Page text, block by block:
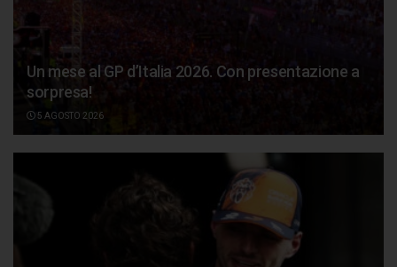
Un mese al GP d’Italia 2026. Con presentazione a
sorpresa!
5 AGOSTO 2026